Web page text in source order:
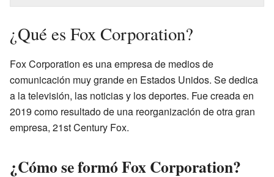
¿Qué es Fox Corporation?
Fox Corporation es una empresa de medios de
comunicación muy grande en Estados Unidos. Se dedica
a la televisión, las noticias y los deportes. Fue creada en
2019 como resultado de una reorganización de otra gran
empresa, 21st Century Fox.
¿Cómo se formó Fox Corporation?